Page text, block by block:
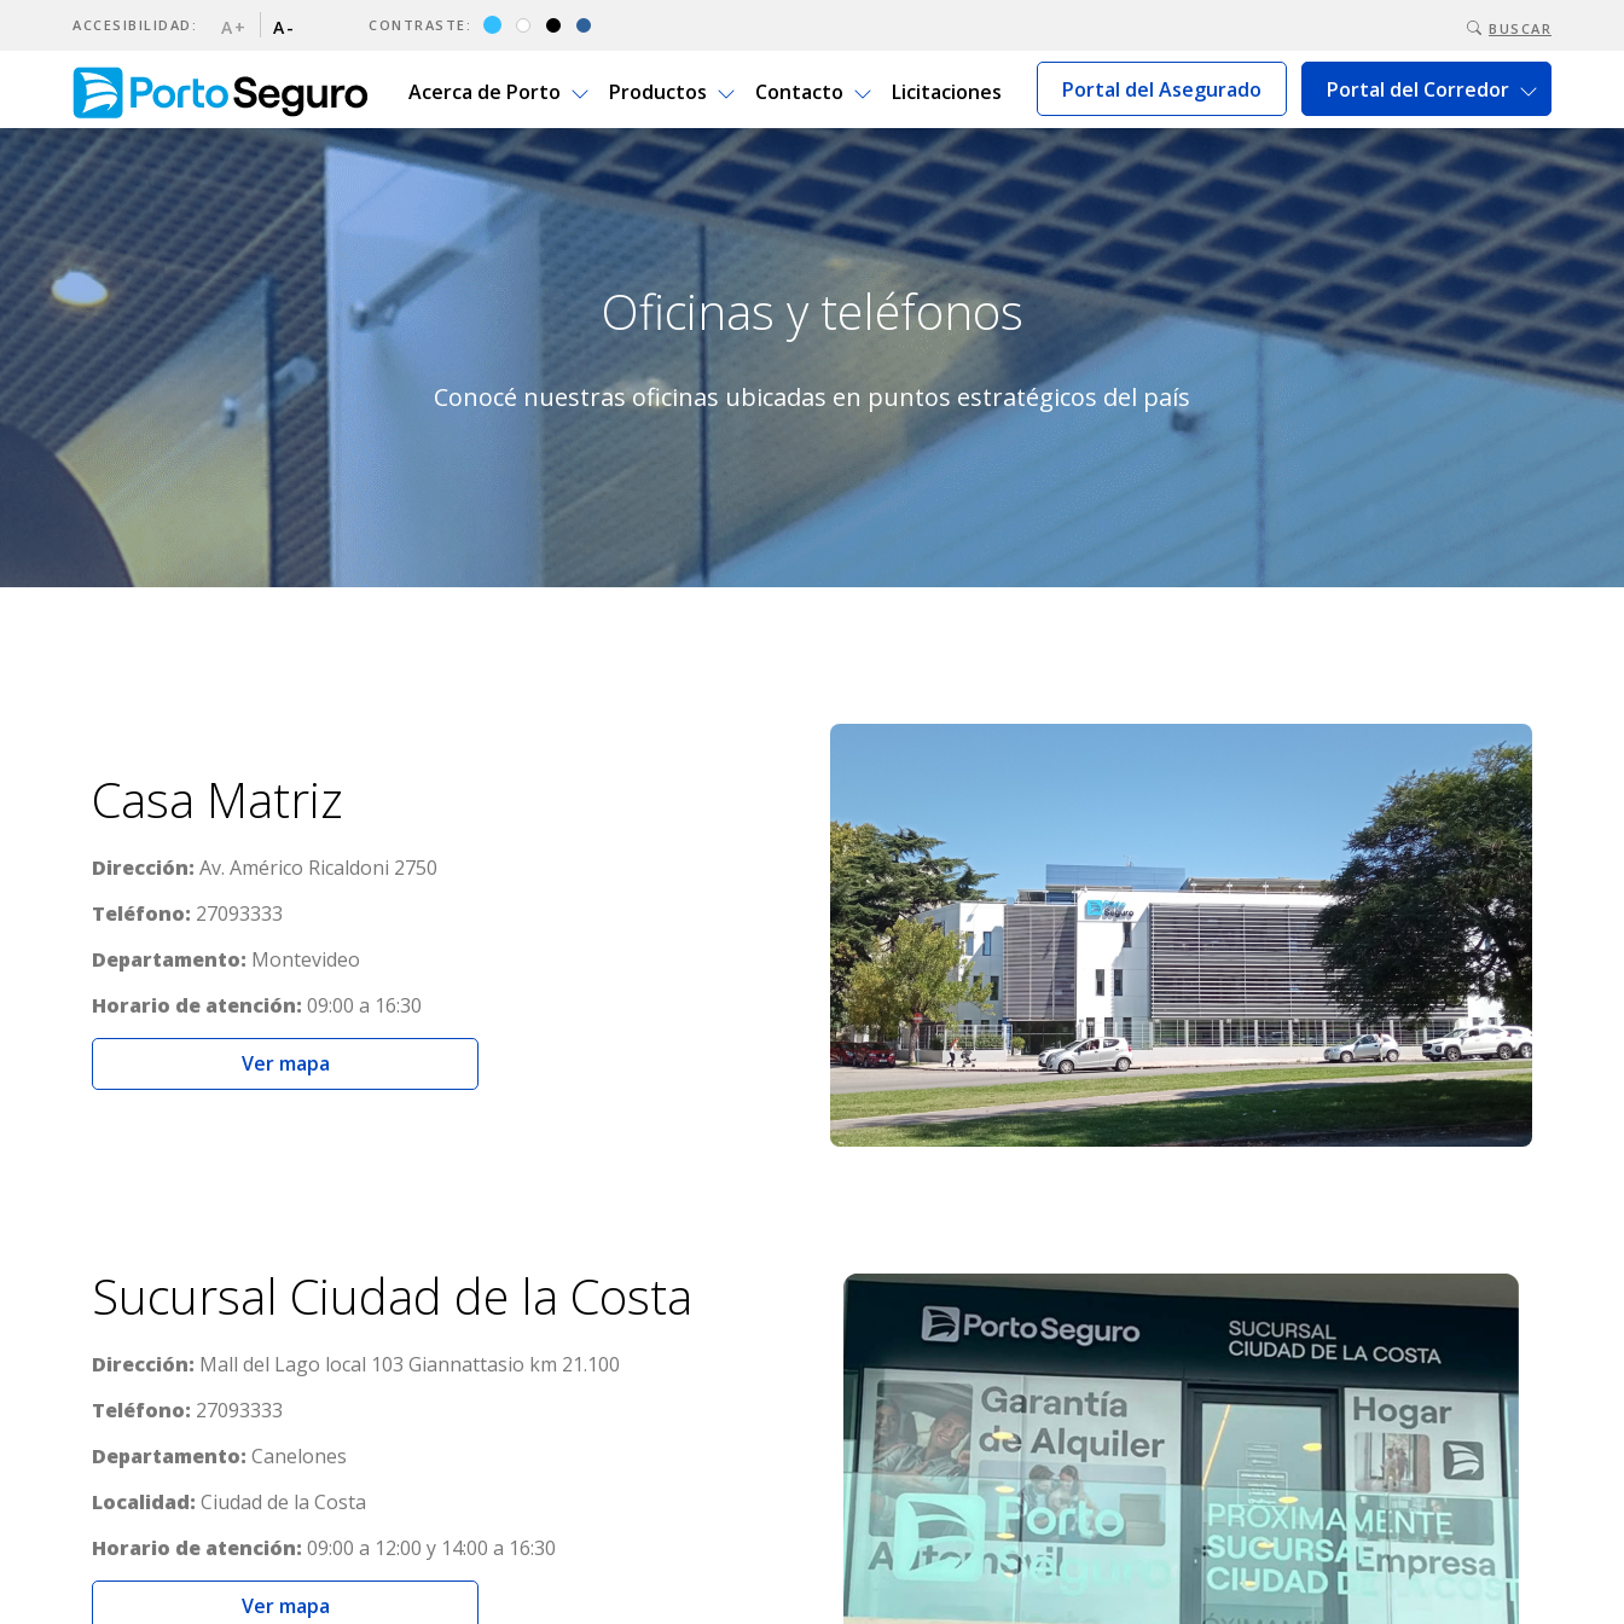
BUSCAR
ACCESIBILIDAD: A+ A- CONTRASTE:
Acerca de Porto Productos Contacto Licitaciones Portal del Asegurado Portal del Corredor
Oficinas y teléfonos | Porto Seguro Uruguay
Oficinas y teléfonos
Conocé nuestras oficinas ubicadas en puntos estratégicos del país
Casa Matriz
Dirección: Av. Américo Ricaldoni 2750
Teléfono: 27093333
Departamento: Montevideo
Horario de atención: 09:00 a 16:30
Ver mapa
Sucursal Ciudad de la Costa
Dirección: Mall del Lago local 103 Giannattasio km 21.100
Teléfono: 27093333
Departamento: Canelones
Localidad: Ciudad de la Costa
Horario de atención: 09:00 a 12:00 y 14:00 a 16:30
Ver mapa